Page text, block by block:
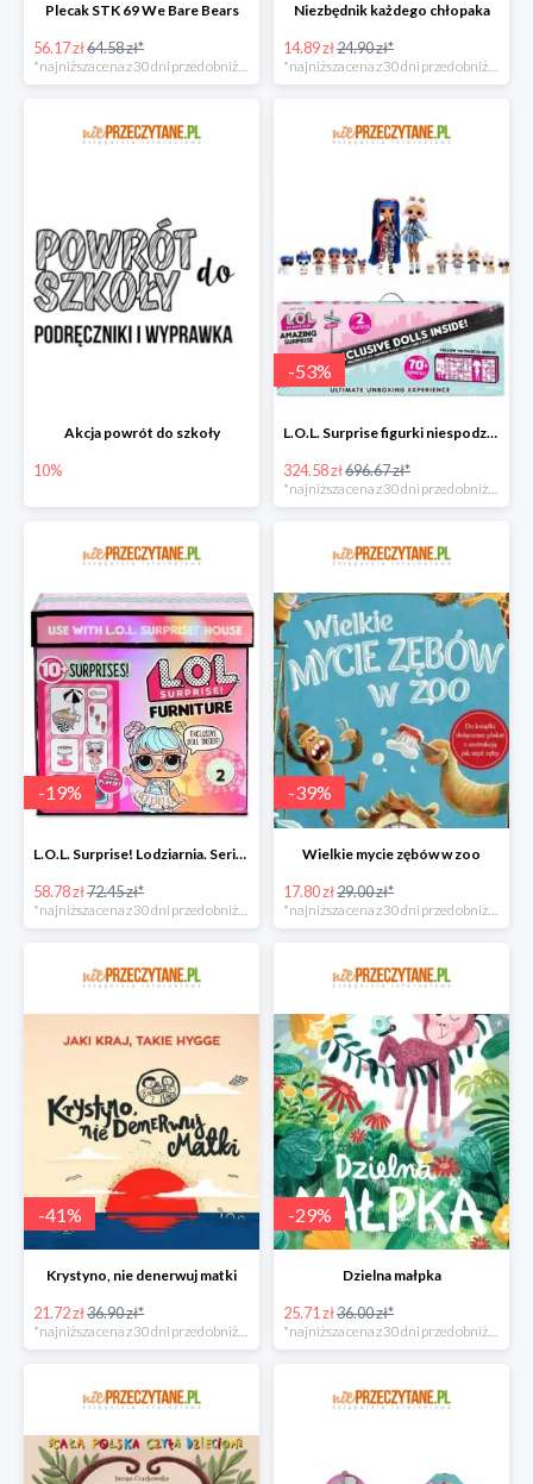
Plecak STK 69 We Bare Bears
56.17 zł64.58 zł*
*najniższa cena z 30 dni przed obniżką
Niezbędnik każdego chłopaka
14.89 zł24.90 zł*
*najniższa cena z 30 dni przed obniżką
Akcja powrót do szkoły
10%
-53%
L.O.L. Surprise figurki niespodzianki Amazing Surprise w super cenie
324.58 zł696.67 zł*
-19%
L.O.L. Surprise! Lodziarnia. Seria 2 w super cenie
58.78 zł72.45 zł*
*najniższa cena z 30 dni przed obniżką
-39%
Wielkie mycie zębów w zoo
17.80 zł29.00 zł*
*najniższa cena z 30 dni przed obniżką
-41%
Krystyno, nie denerwuj matki
21.72 zł36.90 zł*
*najniższa cena z 30 dni przed obniżką
-29%
Dzielna małpka
25.71 zł36.00 zł*
*najniższa cena z 30 dni przed obniżką